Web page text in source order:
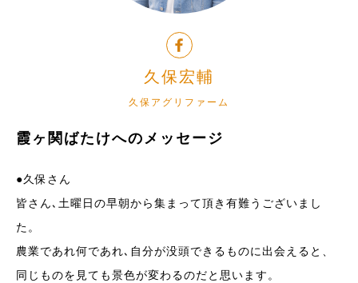
久保宏輔
久保アグリファーム
霞ヶ関ばたけへのメッセージ
●久保さん
皆さん､土曜日の早朝から集まって頂き有難うございまし
た。
農業であれ何であれ､自分が没頭できるものに出会えると、
同じものを見ても景色が変わるのだと思います。